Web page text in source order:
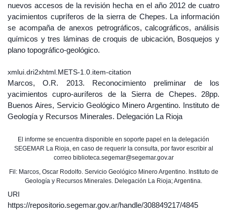
nuevos accesos de la revisión hecha en el año 2012 de cuatro
yacimientos cupríferos de la sierra de Chepes. La información
se acompaña de anexos petrográficos, calcográficos, análisis
químicos y tres láminas de croquis de ubicación, Bosquejos y
plano topográfico-geológico.
xmlui.dri2xhtml.METS-1.0.item-citation
Marcos, O.R. 2013. Reconocimiento preliminar de los
yacimientos cupro-auríferos de la Sierra de Chepes. 28pp.
Buenos Aires, Servicio Geológico Minero Argentino. Instituto de
Geología y Recursos Minerales. Delegación La Rioja
El informe se encuentra disponible en soporte papel en la delegación
SEGEMAR La Rioja, en caso de requerir la consulta, por favor escribir al
correo biblioteca.segemar@segemar.gov.ar
Fil: Marcos, Oscar Rodolfo. Servicio Geológico Minero Argentino. Instituto de
Geología y Recursos Minerales. Delegación La Rioja; Argentina.
URI
https://repositorio.segemar.gov.ar/handle/308849217/4845